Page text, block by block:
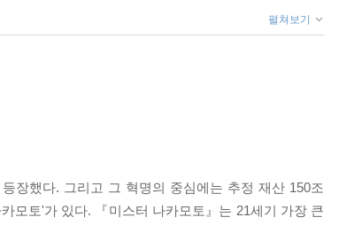
펼쳐보기
장했다. 그리고 그 혁명의 중심에는 추정 재산 150조
모토'가 있다. 『미스터 나카모토』는 21세기 가장 큰